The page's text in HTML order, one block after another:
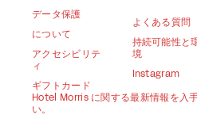
データ保護
について
アクセシビリテ
ィ
ギフトカード
よくある質問
持続可能性と
境
Instagram
Hotel Morris に関する最新情報を入
い。